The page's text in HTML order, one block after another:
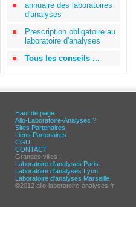
annuaire des laboratoires
d'analyses
Prescription obligatoire au
laboratoire d'analyses
Tous les conseils ...
Haut de page
Allo-Laboratoire-Analyses ?
Sites Partenaires
Liens Partenaires
CGU
CONTACT
Grandes villes :
Laboratoire d'analyses Paris
Laboratoire d'analyses Lyon
Laboratoire d'analyses Marseille
©2012 allo-laboratoire-analyses.fr